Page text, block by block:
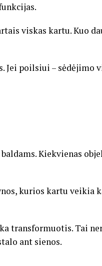
viskas kartu. Kuo
Jei poilsiui – sėdėjimo
Kiekvienas
kurios kartu veikia
transformuotis. Tai
ant sienos.